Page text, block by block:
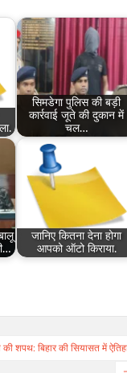
सिमडेगा पुलिस की बड़ी
कार्रवाई जूते की दुकान में
चल…
जानिए कितना देना होगा
आपको ऑटो किराया.
की शपथ: बिहार की सियासत में